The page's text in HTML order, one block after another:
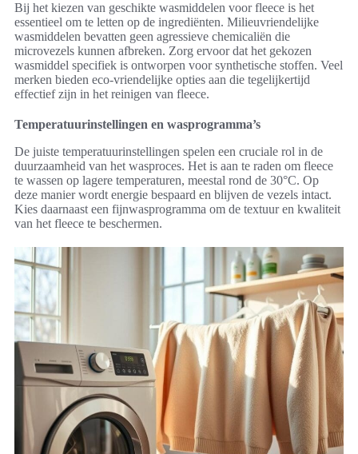
Bij het kiezen van geschikte wasmiddelen voor fleece is het
essentieel om te letten op de ingrediënten. Milieuvriendelijke
wasmiddelen bevatten geen agressieve chemicaliën die
microvezels kunnen afbreken. Zorg ervoor dat het gekozen
wasmiddel specifiek is ontworpen voor synthetische stoffen. Veel
merken bieden eco-vriendelijke opties aan die tegelijkertijd
effectief zijn in het reinigen van fleece.
Temperatuurinstellingen en wasprogramma’s
De juiste temperatuurinstellingen spelen een cruciale rol in de
duurzaamheid van het wasproces. Het is aan te raden om fleece
te wassen op lagere temperaturen, meestal rond de 30°C. Op
deze manier wordt energie bespaard en blijven de vezels intact.
Kies daarnaast een fijnwasprogramma om de textuur en kwaliteit
van het fleece te beschermen.